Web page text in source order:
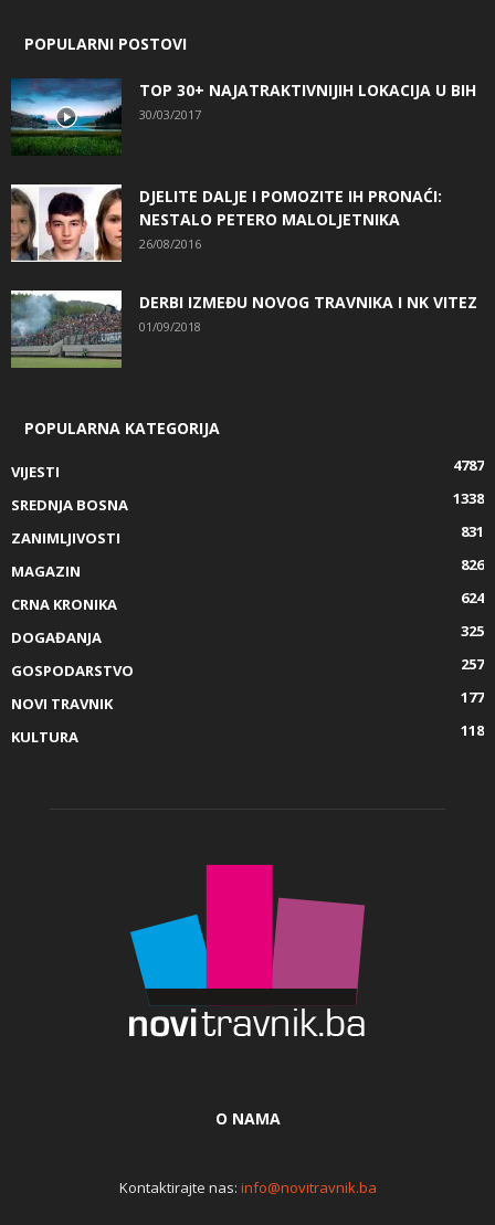
POPULARNI POSTOVI
TOP 30+ NAJATRAKTIVNIJIH LOKACIJA U BIH
30/03/2017
DJELITE DALJE I POMOZITE IH PRONAĆI:
NESTALO PETERO MALOLJETNIKA
26/08/2016
DERBI IZMEĐU NOVOG TRAVNIKA I NK VITEZ
01/09/2018
POPULARNA KATEGORIJA
VIJESTI
4787
SREDNJA BOSNA
1338
ZANIMLJIVOSTI
831
MAGAZIN
826
CRNA KRONIKA
624
DOGAĐANJA
325
GOSPODARSTVO
257
NOVI TRAVNIK
177
KULTURA
118
O NAMA
Kontaktirajte nas: info@novitravnik.ba